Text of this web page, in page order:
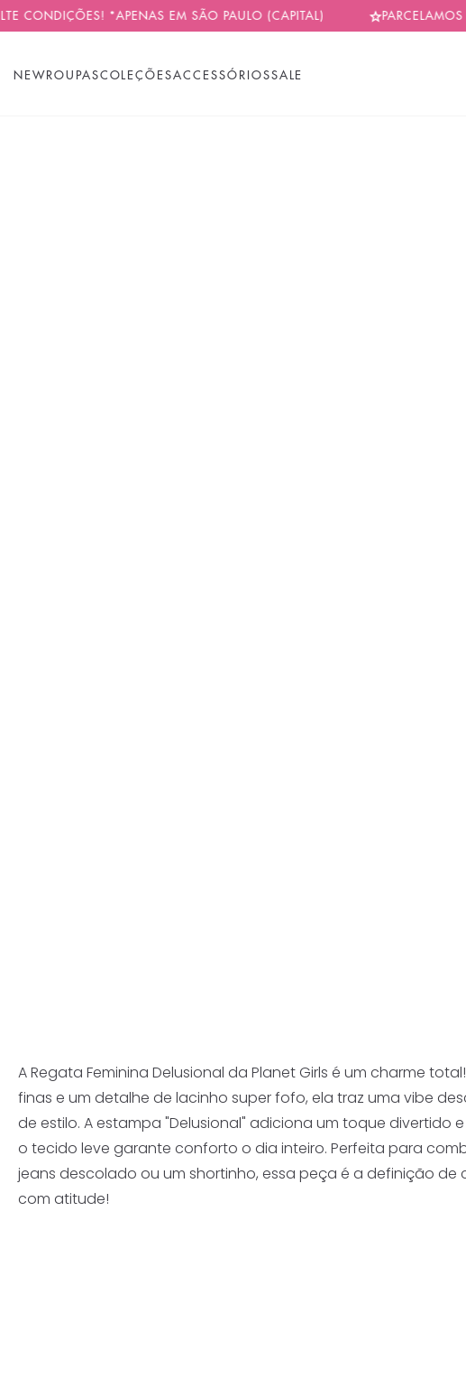
*APENAS EM SÃO PAULO (CAPITAL) PARCELAMOS EM
NEWROUPASCOLEÇÕESACCESSÓRIOSSALE
A Regata Feminina Delusional da Planet Girls é um charme
finas e um detalhe de lacinho super fofo, ela traz uma vibe
de estilo. A estampa "Delusional" adiciona um toque divertido
o tecido leve garante conforto o dia inteiro. Perfeita para
jeans descolado ou um shortinho, essa peça é a definição de
com atitude!